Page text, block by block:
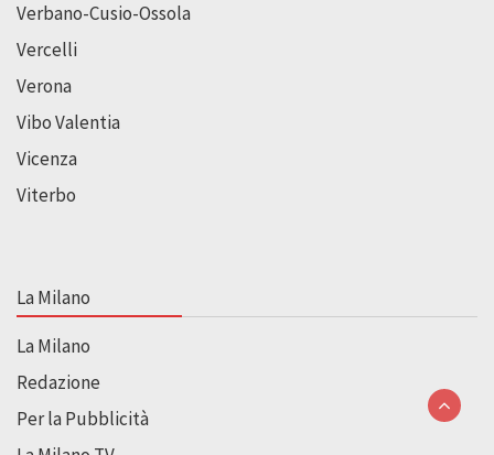
Verbano-Cusio-Ossola
Vercelli
Verona
Vibo Valentia
Vicenza
Viterbo
La Milano
La Milano
Redazione
Per la Pubblicità